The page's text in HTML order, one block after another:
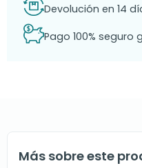
Devolución en 14
Pago 100% seguro
Más sobre este